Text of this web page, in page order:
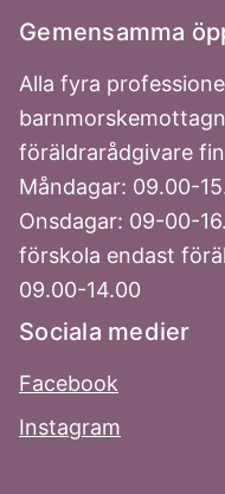
Gemensamma
Alla fyra
föräldrarådgivare
Måndagar: 09.00-
Onsdagar: 09-00-
förskola endast
09.00-14.00
Sociala medier
Facebook
Instagram